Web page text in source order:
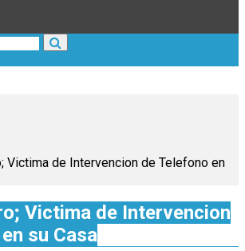
Victima de Intervencion de Telefono en
Victima de Intervencion
su Casa